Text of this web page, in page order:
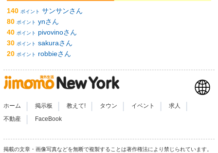
140 ポイント サンサンさん
80 ポイント ynさん
40 ポイント
pivovinoさん
30 ポイント sakuraさん
20 ポイント robbieさん
ホーム 掲示板 教えて! タウン イベント 求人
不動産 FaceBook
掲載の文章・画像写真などを無断で複製することは著作権法により禁じられています。